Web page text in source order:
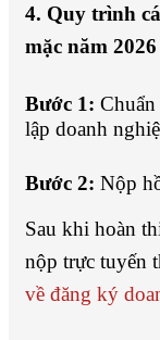
4. Quy trình
mặc năm 2026
Bước 1:
lập doanh
Bước 2: Nộp
Sau khi hoàn
nộp trực tuyến
về đăng ký